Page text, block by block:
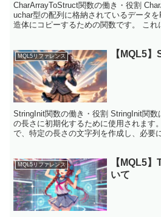
CharArrayToStruct関数の働き・役割
uchar型の配列に格納されているデータ
造体にコピーするための関数です。 これ
MQL5リファレンス 【MQL5
StringInit関数の働き・役割 StringInit関数
の長さに初期化するために使用されます
で、特定の長さの文字列を作成し、必要
MQL5リファレンス
【MQL5
いて